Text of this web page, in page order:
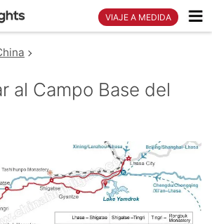
VIAJE A MEDIDA
al Campo Base del